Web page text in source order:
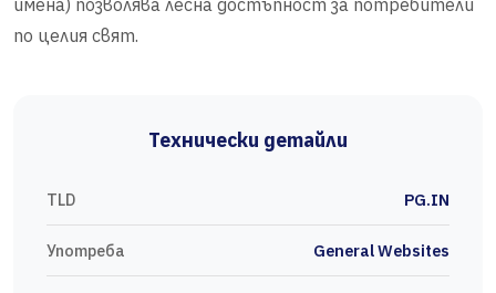
имена) позволява лесна достъпност за потребители
по целия свят.
Технически детайли
TLD PG.IN
Употреба General Websites